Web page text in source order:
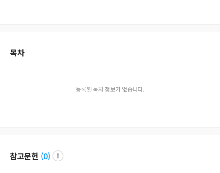
목차
등록된 목차 정보가 없습니다.
참고문헌 (0)